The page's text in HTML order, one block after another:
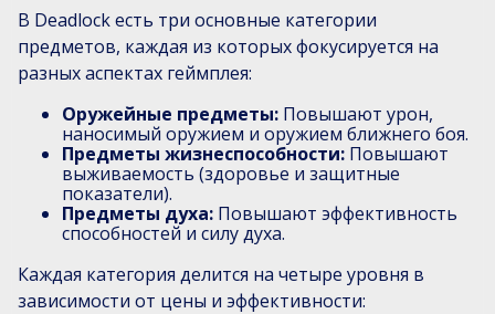
В Deadlock есть три основные категории
предметов, каждая из которых фокусируется на
разных аспектах геймплея:
Оружейные предметы: Повышают урон,
наносимый оружием и оружием ближнего боя.
Предметы жизнеспособности: Повышают
выживаемость (здоровье и защитные
показатели).
Предметы духа: Повышают эффективность
способностей и силу духа.
Каждая категория делится на четыре уровня в
зависимости от цены и эффективности: